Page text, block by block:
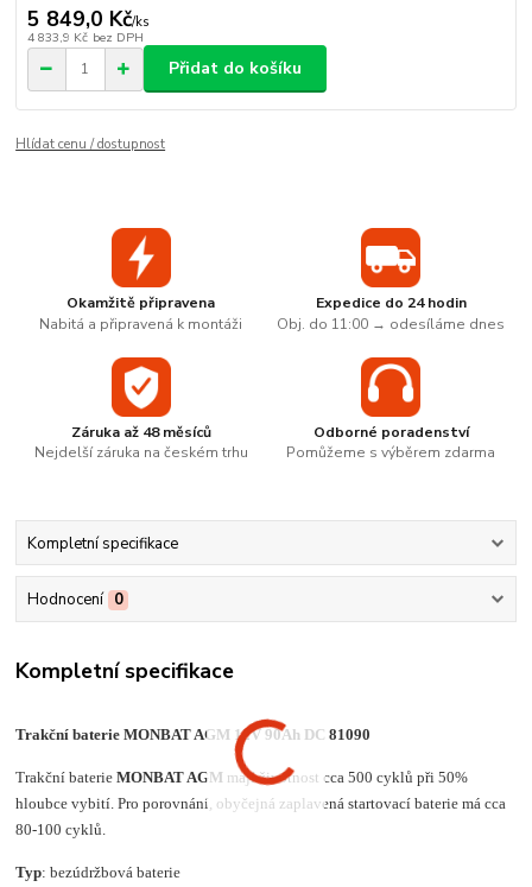
5 849,0 Kč/ks
4 833,9 Kč bez DPH
Přidat do košíku
Hlídat cenu / dostupnost
Okamžitě připravena
Nabitá a připravená k montáži
Expedice do 24 hodin
Obj. do 11:00 → odesíláme dnes
Záruka až 48 měsíců
Nejdelší záruka na českém trhu
Odborné poradenství
Pomůžeme s výběrem zdarma
Kompletní specifikace
Hodnocení 0
Kompletní specifikace
Trakční baterie MONBAT AGM 12V 90Ah DC 81090
Trakční baterieMONBAT AGM mají životnost cca 500 cyklů při 50%
hloubce vybití. Pro porovnání, obyčejná zaplavená startovací baterie má cca
80-100 cyklů.
Typ: bezúdržbová baterie